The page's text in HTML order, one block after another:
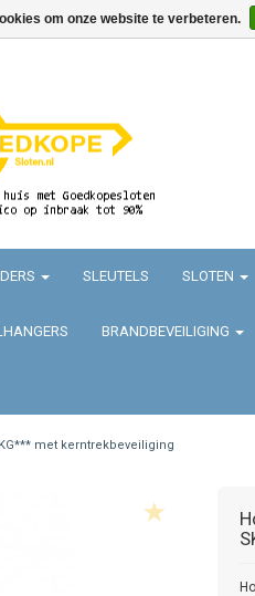
SLEUTELS SLOTEN
BRANDBEVEILIGING
met kerntrekbeveiliging
om onze website te verbeteren.